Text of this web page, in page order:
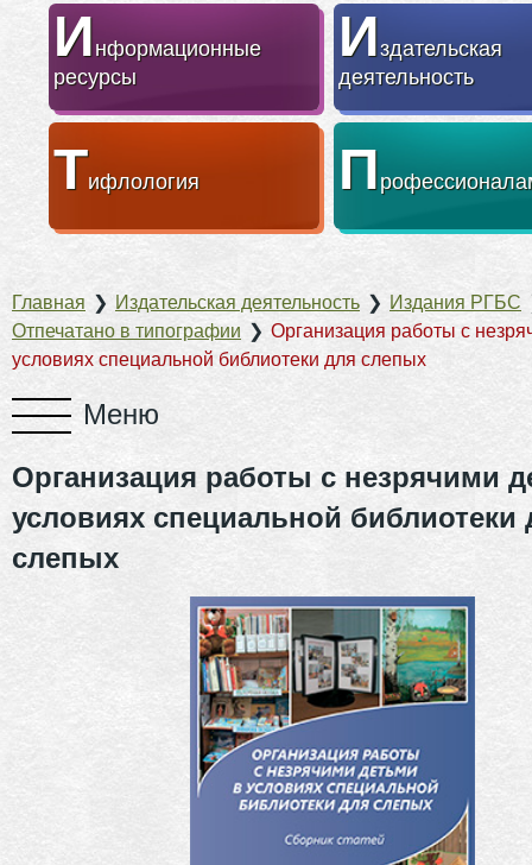
Информационные
ресурсы
Издательская
деятельность
Тифлология П
Главная ❯ Издательская деятельность ❯ Издания РГБС
Отпечатано в типографии ❯ Организация работы с
условиях специальной библиотеки для слепых
Организация работы с незрячими
условиях специальной библиотеки
слепых